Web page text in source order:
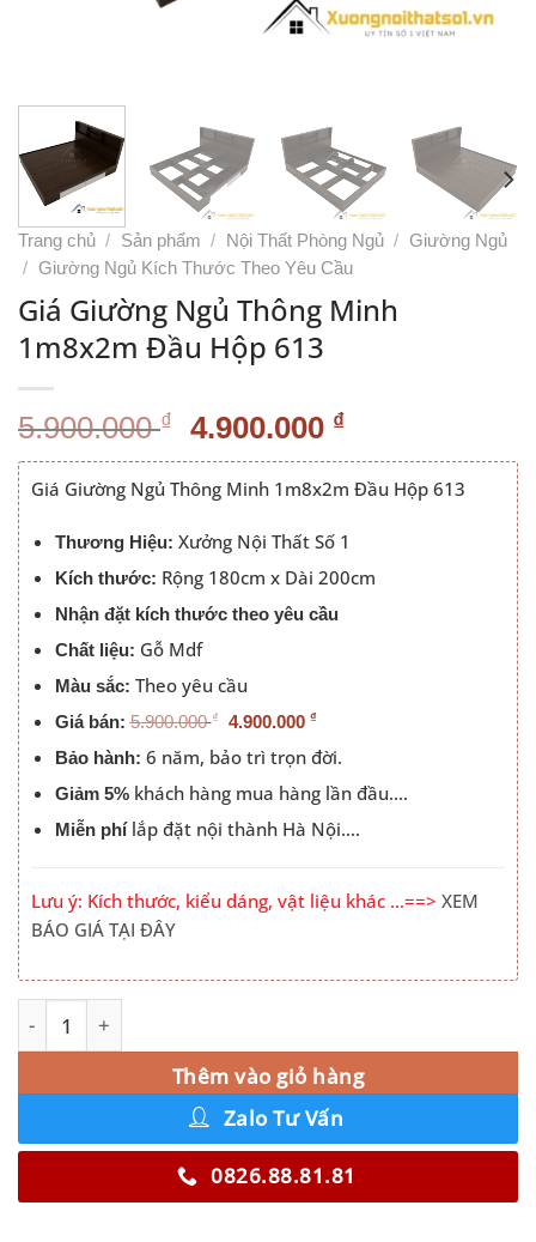
Trang chủ / Sản phẩm / Nội Thất Phòng Ngủ / Giường Ngủ
/ Giường Ngủ Kích Thước Theo Yêu Cầu
Giá Giường Ngủ Thông Minh
1m8x2m Đầu Hộp 613
5.900.000₫ Giá
gốc
là:
4.900.000 ₫Giá
hiện
tại
4.900.000 ₫.
Giá Giường Ngủ Thông Minh 1m8x2m Đầu Hộp 613
Thương Hiệu: Xưởng Nội Thất Số 1
Kích thước: Rộng 180cm x Dài 200cm
Nhận đặt kích thước theo yêu cầu
Chất liệu: Gỗ Mdf
Màu sắc: Theo yêu cầu
Giá bán:5.900.000 ₫ 4.900.000 ₫
Bảo hành: 6 năm, bảo trì trọn đời.
Giảm 5%khách hàng mua hàng lần đầu….
Miễn phílắp đặt nội thành Hà Nội….
Lưu ý: Kích thước, kiểu dáng, vật liệu khác …==> XEM
BÁO GIÁ TẠI ĐÂY
Giá Giường Ngủ Thông Minh 1m8x2m Đầu Hộp 613 số
Thêm vào giỏ hàng
Alternative:
Zalo Tư Vấn
0826.88.81.81